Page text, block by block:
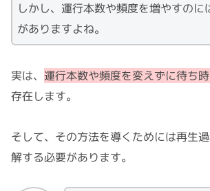
しかし、運行本数や頻度を増やすのに
がありますよね。
実は、 運行本数や頻度を変えずに待ち
存在します。
そして、その方法を導くためには再生
解する必要があります。